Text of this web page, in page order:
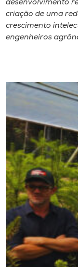
desenvolvimento
criação de uma
crescimento
engenheiros